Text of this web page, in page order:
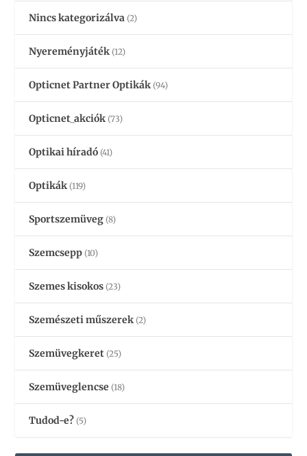
Nincs kategorizálva (2)
Nyereményjáték (12)
Opticnet Partner Optikák (94)
Opticnet_akciók (73)
Optikai híradó (41)
Optikák (119)
Sportszemüveg (8)
Szemcsepp (10)
Szemes kisokos (23)
Szemészeti műszerek (2)
Szemüvegkeret (25)
Szemüveglencse (18)
Tudod-e? (5)